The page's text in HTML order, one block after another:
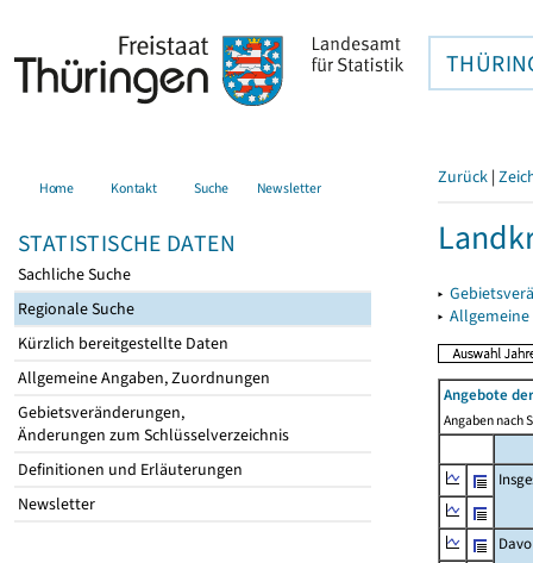
Home Kontakt Suche Newsletter
STATISTISCHE DATEN
Sachliche Suche
Regionale Suche
Kürzlich bereitgestellte Daten
Allgemeine Angaben, Zuordnungen
Gebietsveränderungen,
Änderungen zum Schlüsselverzeichnis
Definitionen und Erläuterungen
Newsletter
Zurück |
▸
▸
Angebote
Angaben nach